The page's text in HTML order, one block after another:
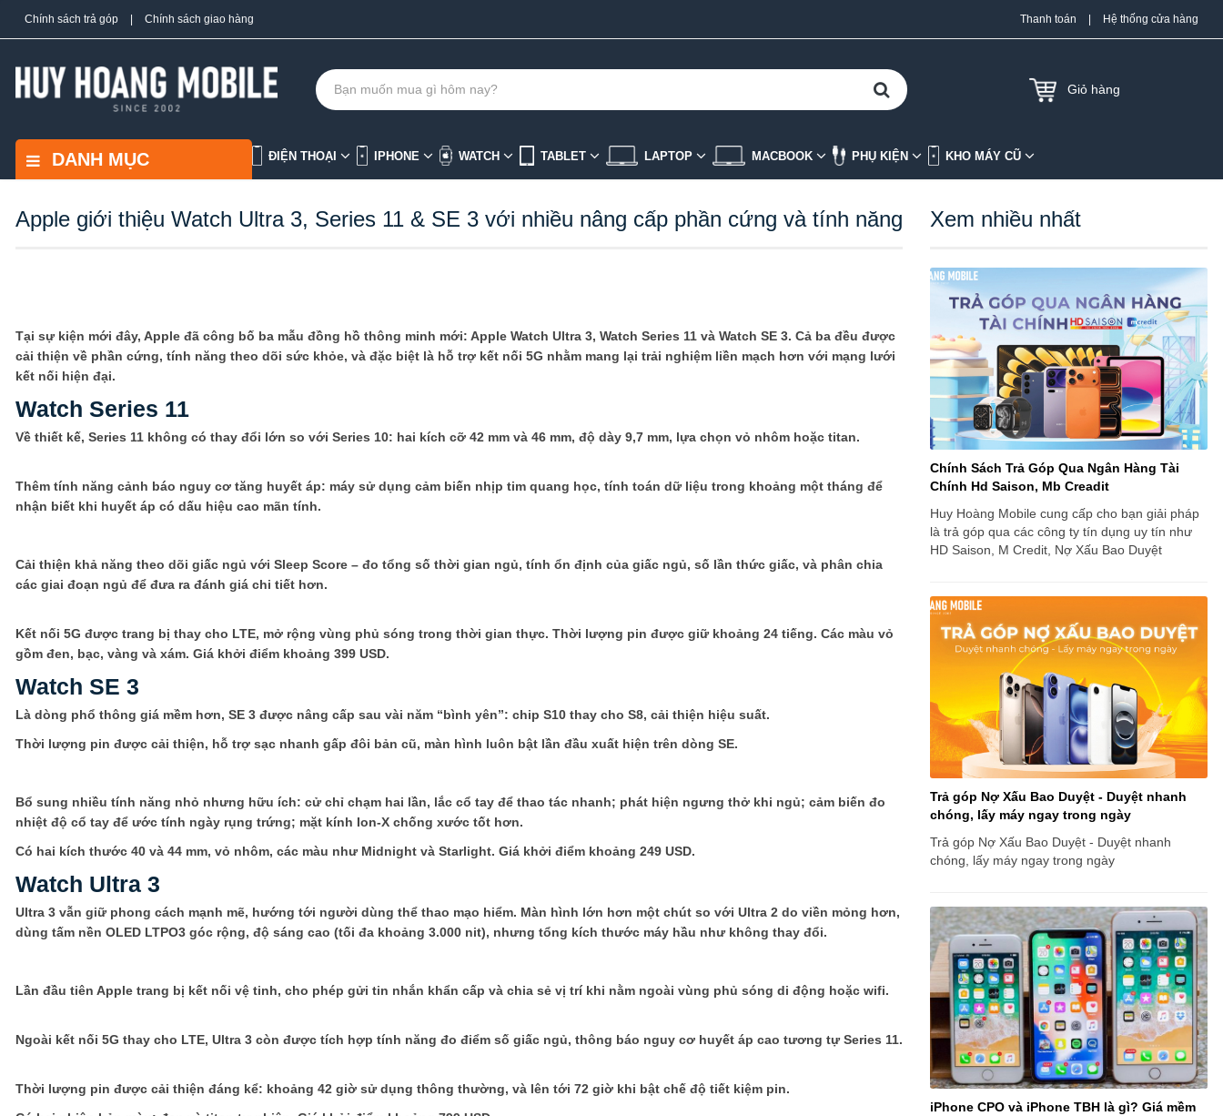
Chính sách trả góp Chính sách giao hàng Thanh toán Hệ thống cửa hàng
Giỏ hàng
DANH MỤC ĐIỆN THOẠI IPHONE WATCH TABLET LAPTOP MACBOOK PHỤ KIỆN KHO MÁY CŨ
Apple giới thiệu Watch Ultra 3, Series 11 & SE 3 với nhiều nâng cấp phần cứng và tính năng
Tại sự kiện mới đây, Apple đã công bố ba mẫu đồng hồ thông minh mới: Apple Watch Ultra 3, Watch Series 11 và Watch SE 3. Cả ba đều được
cải thiện về phần cứng, tính năng theo dõi sức khỏe, và đặc biệt là hỗ trợ kết nối 5G nhằm mang lại trải nghiệm liền mạch hơn với mạng lưới
kết nối hiện đại.
Watch Series 11
Về thiết kế, Series 11 không có thay đổi lớn so với Series 10: hai kích cỡ 42 mm và 46 mm, độ dày 9,7 mm, lựa chọn vỏ nhôm hoặc titan.
Thêm tính năng cảnh báo nguy cơ tăng huyết áp: máy sử dụng cảm biến nhịp tim quang học, tính toán dữ liệu trong khoảng một tháng để
nhận biết khi huyết áp có dấu hiệu cao mãn tính.
Cải thiện khả năng theo dõi giấc ngủ với Sleep Score – đo tổng số thời gian ngủ, tính ổn định của giấc ngủ, số lần thức giấc, và phân chia
các giai đoạn ngủ để đưa ra đánh giá chi tiết hơn.
Kết nối 5G được trang bị thay cho LTE, mở rộng vùng phủ sóng trong thời gian thực. Thời lượng pin được giữ khoảng 24 tiếng. Các màu vỏ
gồm đen, bạc, vàng và xám. Giá khởi điểm khoảng 399 USD.
Watch SE 3
Là dòng phổ thông giá mềm hơn, SE 3 được nâng cấp sau vài năm “bình yên”: chip S10 thay cho S8, cải thiện hiệu suất.
Thời lượng pin được cải thiện, hỗ trợ sạc nhanh gấp đôi bản cũ, màn hình luôn bật lần đầu xuất hiện trên dòng SE.
Bổ sung nhiều tính năng nhỏ nhưng hữu ích: cử chỉ chạm hai lần, lắc cổ tay để thao tác nhanh; phát hiện ngưng thở khi ngủ; cảm biến đo
nhiệt độ cổ tay để ước tính ngày rụng trứng; mặt kính Ion-X chống xước tốt hơn.
Có hai kích thước 40 và 44 mm, vỏ nhôm, các màu như Midnight và Starlight. Giá khởi điểm khoảng 249 USD.
Watch Ultra 3
Ultra 3 vẫn giữ phong cách mạnh mẽ, hướng tới người dùng thể thao mạo hiểm. Màn hình lớn hơn một chút so với Ultra 2 do viền mỏng hơn,
dùng tấm nền OLED LTPO3 góc rộng, độ sáng cao (tối đa khoảng 3.000 nit), nhưng tổng kích thước máy hầu như không thay đổi.
Lần đầu tiên Apple trang bị kết nối vệ tinh, cho phép gửi tin nhắn khẩn cấp và chia sẻ vị trí khi nằm ngoài vùng phủ sóng di động hoặc wifi.
Ngoài kết nối 5G thay cho LTE, Ultra 3 còn được tích hợp tính năng đo điểm số giấc ngủ, thông báo nguy cơ huyết áp cao tương tự Series 11.
Thời lượng pin được cải thiện đáng kể: khoảng 42 giờ sử dụng thông thường, và lên tới 72 giờ khi bật chế độ tiết kiệm pin.
Xem nhiều nhất
Chính Sách Trả Góp Qua Ngân Hàng Tài
Chính Hd Saison, Mb Creadit
Huy Hoàng Mobile cung cấp cho bạn giải pháp
là trả góp qua các công ty tín dụng uy tín như
HD Saison, M Credit, Nợ Xấu Bao Duyệt
Trả góp Nợ Xấu Bao Duyệt - Duyệt nhanh
chóng, lấy máy ngay trong ngày
Trả góp Nợ Xấu Bao Duyệt - Duyệt nhanh
chóng, lấy máy ngay trong ngày
iPhone CPO và iPhone TBH là gì? Giá mềm